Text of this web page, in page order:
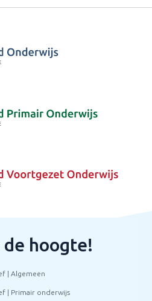
hoogte!
| Algemeen
| Primair onderwijs